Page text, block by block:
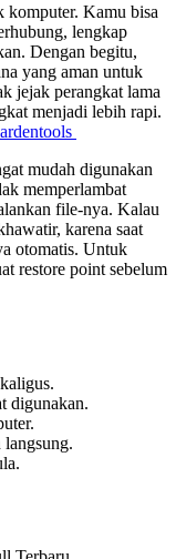
komputer. Kamu bisa
lengkap
Dengan begitu,
yang aman untuk
jejak perangkat lama
menjadi lebih rapi.
mudah digunakan
memperlambat
file-nya. Kalau
karena saat
otomatis. Untuk
restore point sebelum
digunakan.